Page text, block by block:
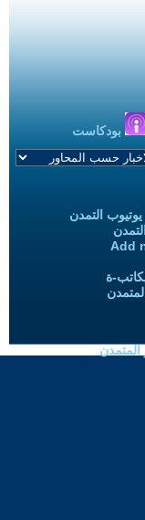
بودكاست
التمدن
Add
ة
المتمدن